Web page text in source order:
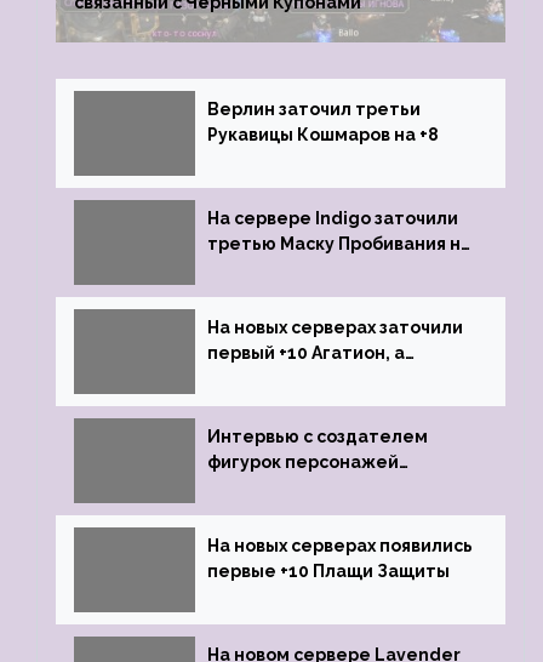
Верлин заточил третьи
Рукавицы Кошмаров на +8
На сервере Indigo заточили
третью Маску Пробивания на
На новых серверах заточили
первый +10 Агатион, а
Интервью с создателем
фигурок персонажей
На новых серверах появились
первые +10 Плащи Защиты
На новом сервере Lavender